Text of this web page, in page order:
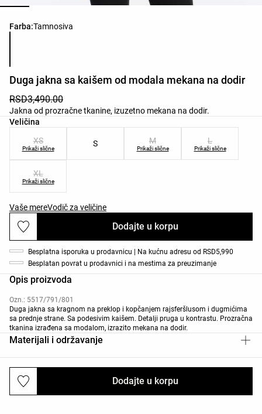
Farba:Tamnosiva
Списак боја производа
Duga jakna sa kaišem od modala mekana na dodir
RSD3,490.00
Jakna od prozračne tkanine, izuzetno mekana na dodir.
Veličina
Списак величина производа
XS
Prikaži slične
S M
Prikaži slične
L
Prikaži slične
XL
Prikaži slične
Vaše mereVodič za veličine
Dodajte u korpu
Dodajte u korpu
Besplatna isporuka u prodavnicu | Na kućnu adresu od RSD5,990
Besplatan povrat u prodavnici i na mestima za preuzimanje
Opis proizvoda
Ozn.: 5517/791/801
Duga jakna sa kragnom na preklop i kopčanjem rajsferšlusom i dugmićima
sa prednje strane. Sa podesivim kaišem. Detalji pruga u kontrastu. Prozračna
tkanina izrađena sa modalom, izrazito mekana na dodir.
Materijali i održavanje
Dostava i povraćaj robe